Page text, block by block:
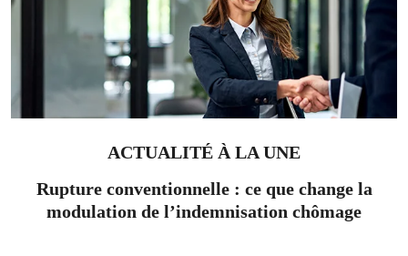
ACTUALITÉ À LA UNE
Rupture conventionnelle : ce que change la
modulation de l’indemnisation chômage